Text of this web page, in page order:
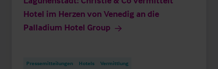
Hotel im Herzen von Venedig an die
Palladium Hotel Group
Pressemitteilungen Hotels
Vermittlung